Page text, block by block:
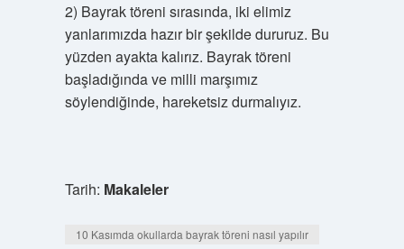
2) Bayrak töreni sırasında, iki elimiz
yanlarımızda hazır bir şekilde dururuz. Bu
yüzden ayakta kalırız. Bayrak töreni
başladığında ve milli marşımız
söylendiğinde, hareketsiz durmalıyız.
Tarih: Makaleler
10 Kasımda okullarda bayrak töreni nasıl yapılır